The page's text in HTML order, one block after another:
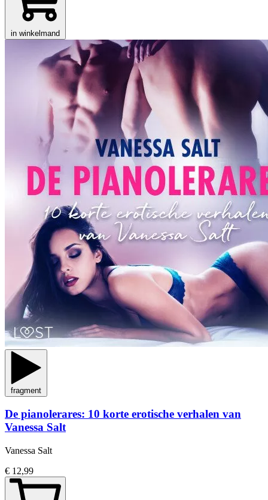
in winkelmand
fragment
De pianolerares: 10 korte erotische verhalen van
Vanessa Salt
Vanessa Salt
€ 12,99